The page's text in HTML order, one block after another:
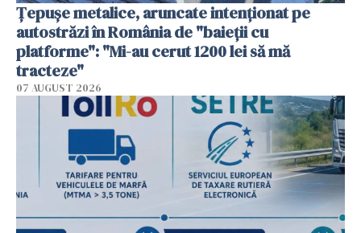
Țepușe metalice, aruncate intenționat pe
autostrăzi în România de "baieții cu
platforme": "Mi-au cerut 1200 lei să mă
tracteze"
07 AUGUST 2026